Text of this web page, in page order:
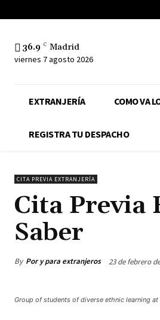
36.9 C Madrid
viernes 7 agosto 2026
EXTRANJERÍA COMO VA
REGISTRA TU DESPACHO
CITA PREVIA EXTRANJERÍA
Cita Previa
Saber
By Por y para extranjeros 23 de febrero
Group of students of diverse ethnic learning